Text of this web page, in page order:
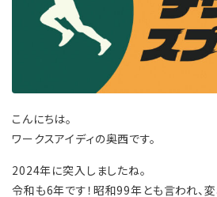
こんにちは。
ワークスアイディの奥西です。
2024年に突入しましたね。
令和も6年です！昭和99年とも言われ、